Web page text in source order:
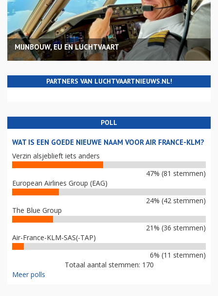
MIJNBOUW, EU EN LUCHTVAART
PARTNERS VAN LUCHTVAARTNIEUWS.NL!
POLL
WAT IS EEN GOEDE NIEUWE NAAM VOOR AIR FRANCE-KLM?
Verzin alsjeblieft iets anders
47% (81 stemmen)
European Airlines Group (EAG)
24% (42 stemmen)
The Blue Group
21% (36 stemmen)
Air-France-KLM-SAS(-TAP)
6% (11 stemmen)
Totaal aantal stemmen: 170
Meer polls